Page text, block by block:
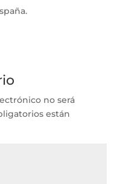
no será
están